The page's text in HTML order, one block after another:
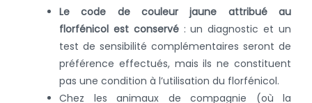
Le code de couleur jaune attribué au
florfénicol est conservé: un diagnostic et un
test de sensibilité complémentaires seront de
préférence effectués, mais ils ne constituent
pas une condition à l’utilisation du florfénicol.
Chez les animaux de compagnie (où la